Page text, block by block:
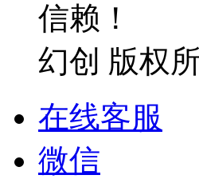
信赖！
幻创 版权
在线客服
微信